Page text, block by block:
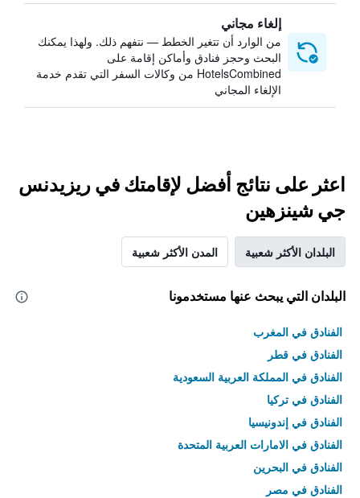
إلغاء مجاني
من الوارد أن تتغير الخطط — نتفهم ذلك. ولهذا يمكنك
البحث وحجز فنادق وأماكن إقامة على
HotelsCombined من وكالات السفر التي تقدم خدمة
الإلغاء المجاني
اعثر على نتائج أفضل لإقامتك في ريزيدنس
جي شينزهين
البلدان الأكثر شعبية المدن الأكثر شعبية
البلدان التي يبحث عنها مستخدمونا
الفنادق في المغرب
الفنادق في قطر
الفنادق في المملكة العربية السعودية
الفنادق في تركيا
الفنادق في إندونيسيا
الفنادق في الامارات العربية المتحدة
الفنادق في البحرين
الفنادق في مصر